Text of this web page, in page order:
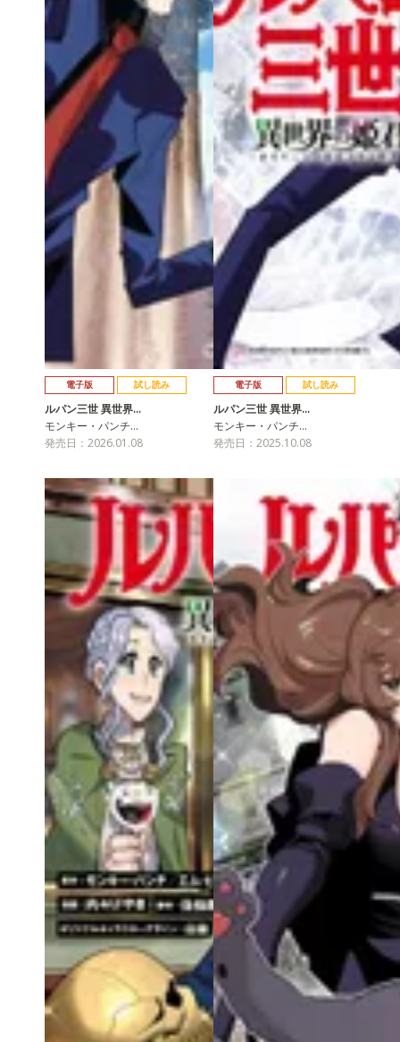
電子版 試し読み
ルパン三世 異世界…
モンキー・パンチ…
発売日：2026.01.08
電子版 試し読み
ルパン三世 異世界…
モンキー・パンチ…
発売日：2025.10.08